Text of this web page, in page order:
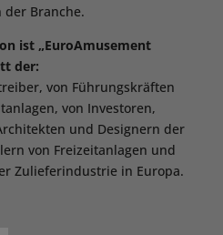
der Branche.
ist „EuroAmusement
der:
von Führungskräften
von Investoren,
und Designern der
von Freizeitanlagen und
Zulieferindustrie in Europa.